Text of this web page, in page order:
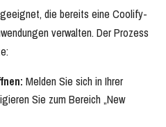
die bereits eine Coolify-
verwalten. Der Prozess
Melden Sie sich in Ihrer
Sie zum Bereich „New